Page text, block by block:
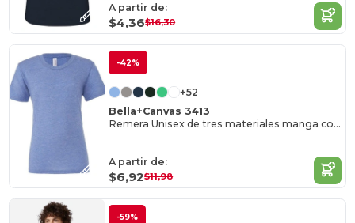
A partir de:
$4,36$16,30
-42%
+52
Bella+Canvas 3413
Remera Unisex de tres materiales manga corta
A partir de:
$6,92$11,98
-59%